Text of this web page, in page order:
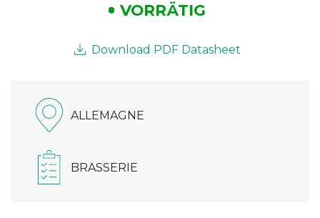
VORRÄTIG
Download PDF Datasheet
ALLEMAGNE
BRASSERIE